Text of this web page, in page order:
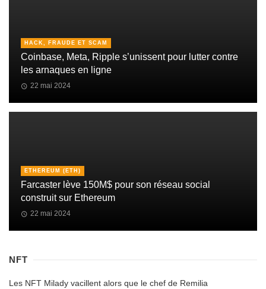
HACK, FRAUDE ET SCAM
Coinbase, Meta, Ripple s’unissent pour lutter contre
les arnaques en ligne
22 mai 2024
ETHEREUM (ETH)
Farcaster lève 150M$ pour son réseau social
construit sur Ethereum
22 mai 2024
NFT
Les NFT Milady vacillent alors que le chef de Remilia